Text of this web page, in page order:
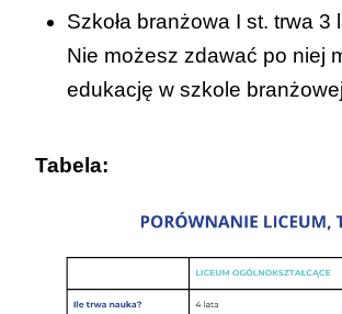
Szkoła branżowa I st. trwa
Nie możesz zdawać po niej
edukację w szkole
Tabela: